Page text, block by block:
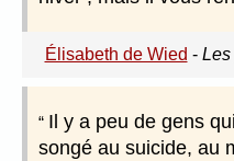
Élisabeth de Wied - Les
Il y a peu de gens
songé au suicide, au